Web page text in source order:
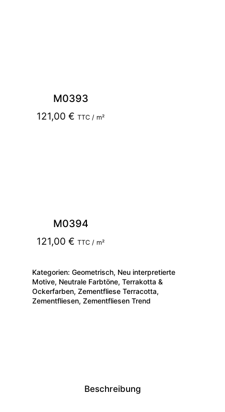
M0393
121,00€ TTC / m²
M0394
121,00€ TTC / m²
Kategorien: Geometrisch, Neu interpretierte
Motive, Neutrale Farbtöne, Terrakotta &
Ockerfarben, Zementfliese Terracotta,
Zementfliesen, Zementfliesen Trend
Beschreibung